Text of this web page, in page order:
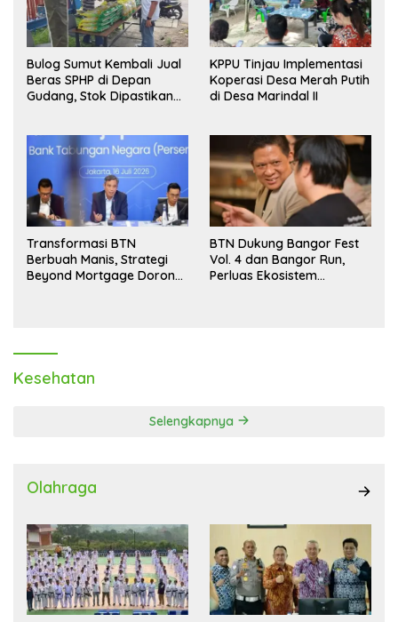
Bulog Sumut Kembali Jual
Beras SPHP di Depan
Gudang, Stok Dipastikan
KPPU Tinjau Implementasi
Koperasi Desa Merah Putih
di Desa Marindal II
Transformasi BTN
Berbuah Manis, Strategi
Beyond Mortgage Dorong
BTN Dukung Bangor Fest
Vol. 4 dan Bangor Run,
Perluas Ekosistem
Kesehatan
Selengkapnya
Olahraga